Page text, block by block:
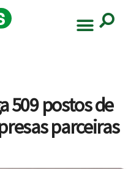
509 postos de
parceiras